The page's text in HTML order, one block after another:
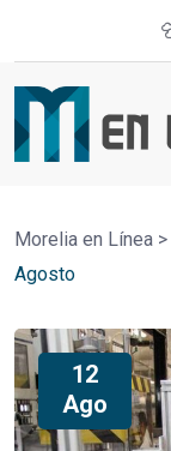
Morelia en Línea >
Agosto
12
Ago